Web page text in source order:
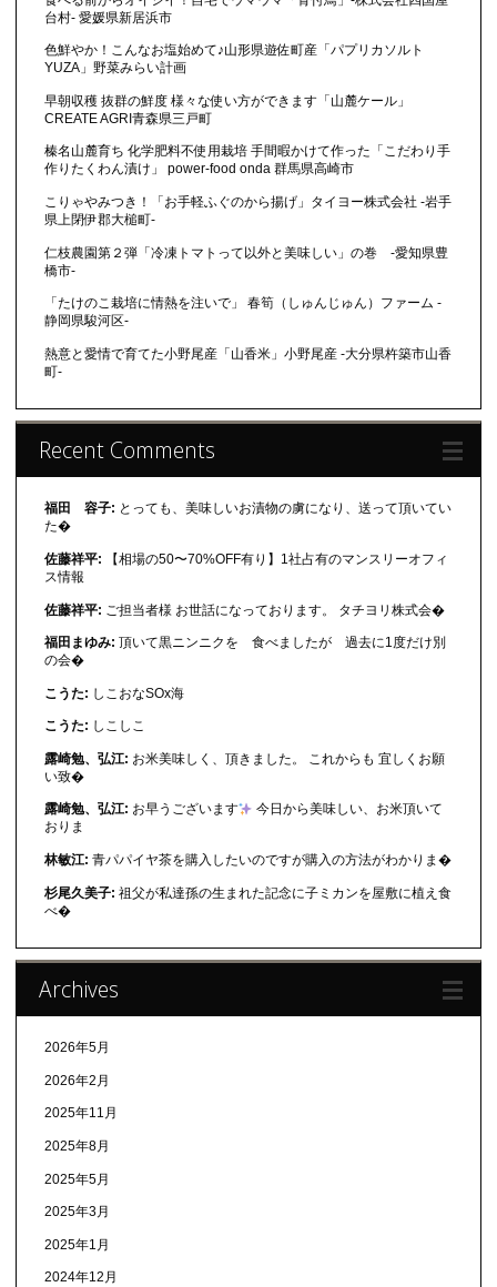
台村- 愛媛県新居浜市
色鮮やか！こんなお塩始めて♪山形県遊佐町産「パプリカソルト
YUZA」野菜みらい計画
早朝収穫 抜群の鮮度 様々な使い方ができます「山麓ケール」
CREATE AGRI青森県三戸町
榛名山麓育ち 化学肥料不使用栽培 手間暇かけて作った「こだわり手
作りたくわん漬け」 power-food onda 群馬県高崎市
こりゃやみつき！「お手軽ふぐのから揚げ」タイヨー株式会社 -岩手
県上閉伊郡大槌町-
仁枝農園第２弾「冷凍トマトって以外と美味しい」の巻 -愛知県豊
橋市-
「たけのこ栽培に情熱を注いで」 春筍（しゅんじゅん）ファーム -
静岡県駿河区-
熱意と愛情で育てた小野尾産「山香米」小野尾産 -大分県杵築市山香
町-
Recent Comments
福田 容子: とっても、美味しいお漬物の虜になり、送って頂いてい
た�
佐藤祥平: 【相場の50〜70%OFF有り】1社占有のマンスリーオフィ
ス情報
佐藤祥平: ご担当者様 お世話になっております。 タチヨリ株式会�
福田まゆみ: 頂いて黒ニンニクを 食べましたが 過去に1度だけ別
の会�
こうた: しこおなSOx海
こうた: しこしこ
露崎勉、弘江: お米美味しく、頂きました。 これからも 宜しくお願
い致�
露崎勉、弘江: お早うございます
今日から美味しい、お米頂いて
おりま
林敏江: 青パパイヤ茶を購入したいのですが購入の方法がわかりま�
杉尾久美子: 祖父が私達孫の生まれた記念に子ミカンを屋敷に植え食
べ�
Archives
2026年5月
2026年2月
2025年11月
2025年8月
2025年5月
2025年3月
2025年1月
2024年12月